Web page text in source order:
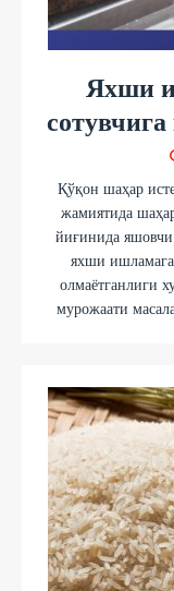
Яхши
Қўқон шаҳар
жамиятида
йиғинида
яхши
олмаётганлиги
мурожаати